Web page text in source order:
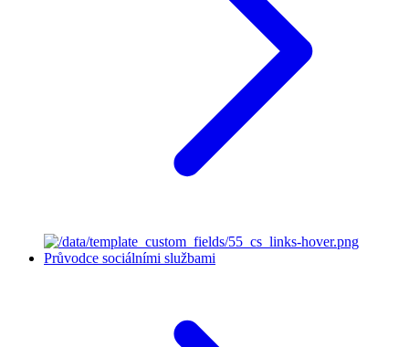
Průvodce sociálními službami